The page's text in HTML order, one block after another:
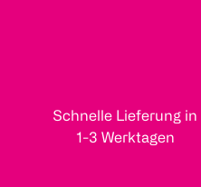
Schnelle Lieferung in
1-3 Werktagen